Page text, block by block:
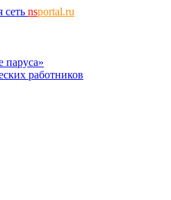
сеть nsportal.ru
паруса»
работников